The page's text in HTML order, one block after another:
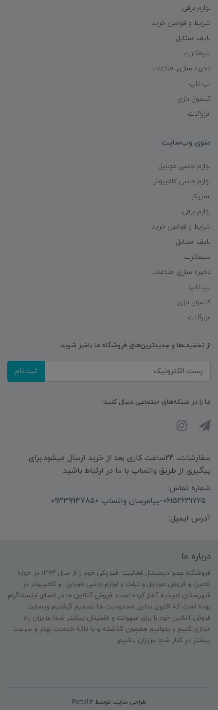
لوازم برقی
شرایط و قوانین خرید
لایف استایل
سیمکارت
ذخیره سازی اطلاعات
لپ تاپ
کنسول بازی
ابزارآلات
منوی وب‌سایت
لوازم جانبی موبایل
لوازم جانبی کامپیوتر
اسپیکر
لوازم برقی
شرایط و قوانین خرید
لایف استایل
سیمکارت
ذخیره سازی اطلاعات
لپ تاپ
کنسول بازی
ابزارآلات
از تخفیف‌ها و جدیدترین‌های فروشگاه ما باخبر شوید:
ثبت‌نام
ما را در شبکه‌های اجتماعی دنبال کنید:
سفارشات، 24ساعت کاری بعد از خرید ارسال میشود.برای
پیگیری از طریق واتساپ با ما در ارتباط باشید
شماره تماس:
06152631725-پیامرسان واتساپ 09339947850
آدرس ایمیل:
درباره ما
فروشگاه عصر دیجیتال فعالیت فیزیکی خود را از سال ۱۳۹۴ در حوزه
تامین و‌ فروش موبایل و تبلت و لوازم جانبی موبایل و کامپیوتر در
شهرستان امیدیه آغاز کرده است. فروش آنلاین ما در فضای اینستاگرام
بوده است که اکنون بدلیل محدودیت ها تصمیم گرفتیم وبسایت
فروش آنلاین خود را برای سهولت و اطمینان بیشتر شما عزیزان راه
اندازی کنیم و بتوانیم همچون گذشته و با ارائه خدمات بهتر و سرعت
بیشتر در کنار شما عزیزان باشیم.
طراحی سایت توسطPortal.ir